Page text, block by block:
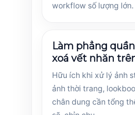
workflow số lượng lớn.
Làm phẳng
xoá vết nhăn
Hữu ích khi xử lý ảnh
ảnh thời trang,
chân dung cần tổng